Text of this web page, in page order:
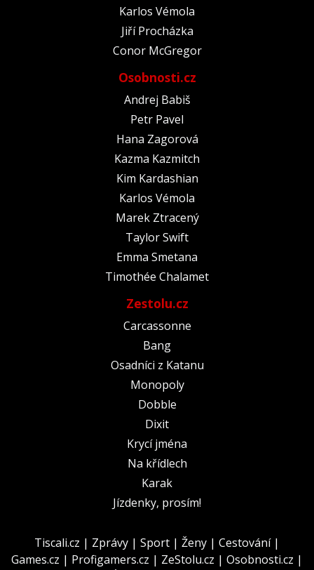
Karlos Vémola
Jiří Procházka
Conor McGregor
Osobnosti.cz
Andrej Babiš
Petr Pavel
Hana Zagorová
Kazma Kazmitch
Kim Kardashian
Karlos Vémola
Marek Ztracený
Taylor Swift
Emma Smetana
Timothée Chalamet
Zestolu.cz
Carcassonne
Bang
Osadníci z Katanu
Monopoly
Dobble
Dixit
Krycí jména
Na křídlech
Karak
Jízdenky, prosím!
Tiscali.cz | Zprávy | Sport | Ženy | Cestování|
Games.cz | Profigamers.cz | ZeStolu.cz | Osobnosti.cz |